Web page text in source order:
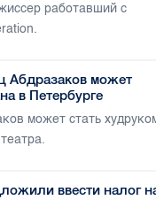
работавший с
Абдразаков может
в Петербурге
может стать
ввести налог